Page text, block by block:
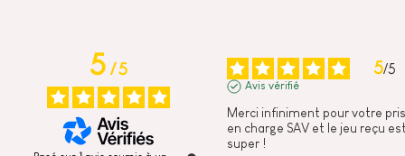
5/5 5/5
Avis vérifié
Merci infiniment pour votre
en charge SAV et le jeu reçu
super !